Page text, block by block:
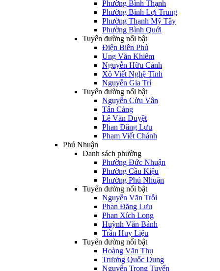
Phường Bình Thạnh
Phường Bình Lợi Trung
Phường Thạnh Mỹ Tây
Phường Bình Quới
Tuyến đường nổi bật
Điện Biên Phủ
Ung Văn Khiêm
Nguyễn Hữu Cảnh
Xô Viết Nghệ Tĩnh
Nguyễn Gia Trí
Tuyến đường nổi bật
Nguyễn Cửu Vân
Tân Cảng
Lê Văn Duyệt
Phan Đăng Lưu
Phạm Viết Chánh
Phú Nhuận
Danh sách phường
Phường Đức Nhuận
Phường Cầu Kiệu
Phường Phú Nhuận
Tuyến đường nổi bật
Nguyễn Văn Trỗi
Phan Đăng Lưu
Phan Xích Long
Huỳnh Văn Bánh
Trần Huy Liệu
Tuyến đường nổi bật
Hoàng Văn Thụ
Trương Quốc Dung
Nguyễn Trọng Tuyển